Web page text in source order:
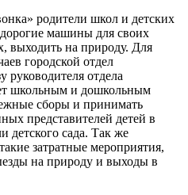
родители школ и детских
машины для своих
выходить на природу. Для
городской отдел
руководителя отдела
школьным и дошкольным
сборы и принимать
представителей детей в
детского сада. Так же
затратные мероприятия,
на природу и выходы в